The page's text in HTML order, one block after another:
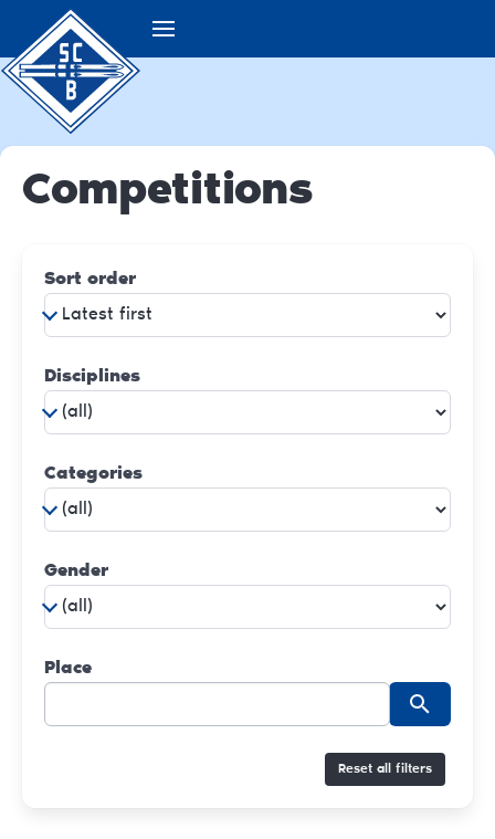
Competitions
Sort order
Disciplines
Categories
Gender
Place
Reset all filters